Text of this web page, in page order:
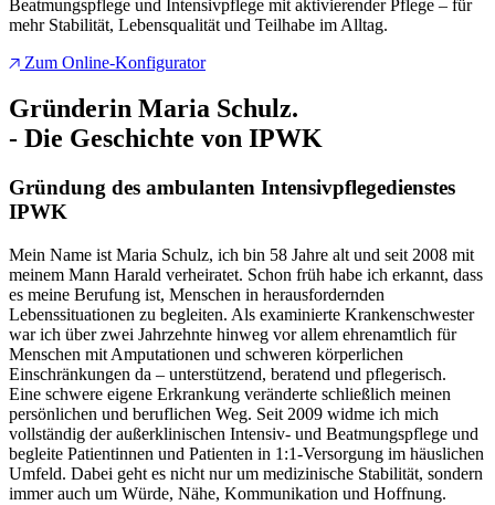
Beatmungspflege und Intensivpflege mit aktivierender Pflege – für
mehr Stabilität, Lebensqualität und Teilhabe im Alltag.
Zum Online-Konfigurator
Gründerin Maria Schulz.
- Die Geschichte von IPWK
Gründung des ambulanten Intensivpflegedienstes
IPWK
Mein Name ist Maria Schulz, ich bin 58 Jahre alt und seit 2008 mit
meinem Mann Harald verheiratet. Schon früh habe ich erkannt, dass
es meine Berufung ist, Menschen in herausfordernden
Lebenssituationen zu begleiten. Als examinierte Krankenschwester
war ich über zwei Jahrzehnte hinweg vor allem ehrenamtlich für
Menschen mit Amputationen und schweren körperlichen
Einschränkungen da – unterstützend, beratend und pflegerisch.
Eine schwere eigene Erkrankung veränderte schließlich meinen
persönlichen und beruflichen Weg. Seit 2009 widme ich mich
vollständig der außerklinischen Intensiv- und Beatmungspflege und
begleite Patientinnen und Patienten in 1:1-Versorgung im häuslichen
Umfeld. Dabei geht es nicht nur um medizinische Stabilität, sondern
immer auch um Würde, Nähe, Kommunikation und Hoffnung.